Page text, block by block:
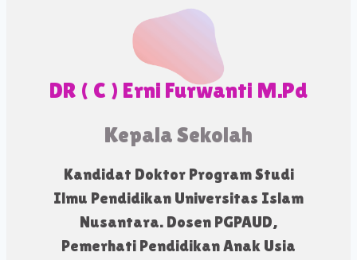
DR ( C ) Erni Furwanti M.Pd
Kepala Sekolah
Kandidat Doktor Program Studi
Ilmu Pendidikan Universitas Islam
Nusantara. Dosen PGPAUD,
Pemerhati Pendidikan Anak Usia